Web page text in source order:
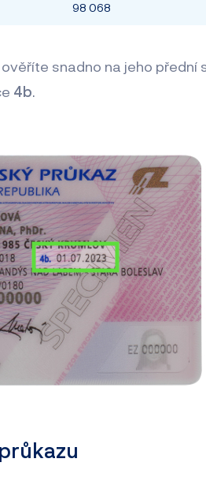
98 068
ověříte snadno na jeho přední
4b.